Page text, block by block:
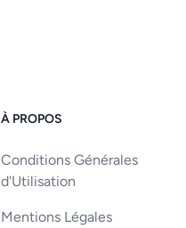
À PROPOS
Conditions Générales
d'Utilisation
Mentions Légales